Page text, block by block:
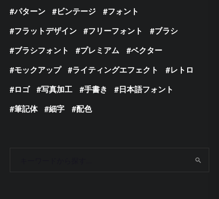
パターン
ビンテージ
フォント
フラットデザイン
フリーフォント
ブラシ
ブラシフォント
プレミアム
ベクター
モックアップ
ライティングエフェクト
レトロ
ロゴ
写真加工 手書き
日本語フォント
筆記体
細字 配色